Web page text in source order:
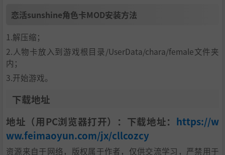
恋活sunshine角色卡MOD安装方法
1.解压缩；
2.人物卡放入到游戏根目录/UserData/chara/female文件夹
内；
3.开始游戏。
下载地址
地址（用PC浏览器打开）：下载地址： https://w
ww.feimaoyun.com/jx/cllcozcy
资源来自于网络，版权属于作者，仅供交流学习，严禁用于